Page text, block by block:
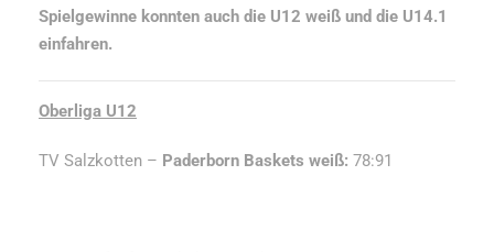
Spielgewinne konnten auch die U12 weiß und die U14.1
einfahren.
Oberliga U12
TV Salzkotten – Paderborn Baskets weiß: 78:91